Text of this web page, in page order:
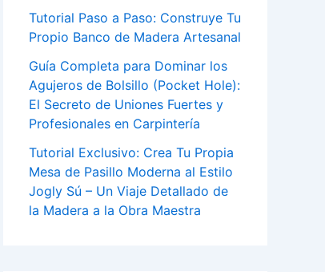
Tutorial Paso a Paso: Construye Tu
Propio Banco de Madera Artesanal
Guía Completa para Dominar los
Agujeros de Bolsillo (Pocket Hole):
El Secreto de Uniones Fuertes y
Profesionales en Carpintería
Tutorial Exclusivo: Crea Tu Propia
Mesa de Pasillo Moderna al Estilo
Jogly Sú – Un Viaje Detallado de
la Madera a la Obra Maestra